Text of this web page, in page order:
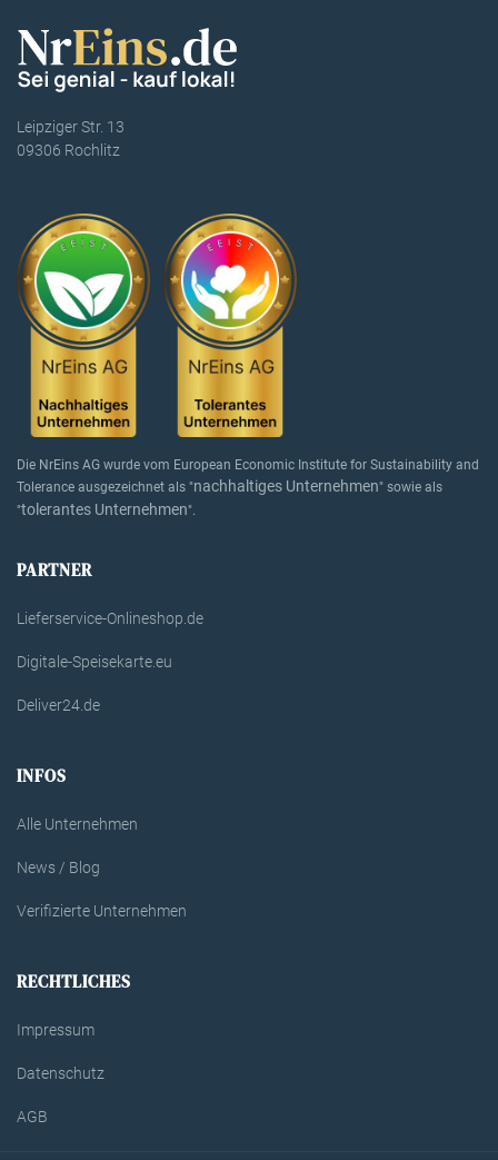
Leipziger Str. 13
09306 Rochlitz
Die NrEins AG wurde vom European Economic Institute for Sustainability and
Tolerance ausgezeichnet als "nachhaltiges Unternehmen" sowie als
"tolerantes Unternehmen".
PARTNER
Lieferservice-Onlineshop.de
Digitale-Speisekarte.eu
Deliver24.de
INFOS
Alle Unternehmen
News / Blog
Verifizierte Unternehmen
RECHTLICHES
Impressum
Datenschutz
AGB